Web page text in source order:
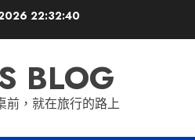
22:32:40
BLOG
前，就在旅行的路上